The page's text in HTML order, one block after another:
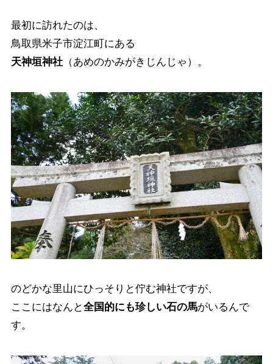
最初に訪れたのは、
鳥取県米子市淀江町にある
天神垣神社（あめのかみがきじんじゃ）。
のどかな里山にひっそりと佇む神社ですが、
ここにはなんと全国的にも珍しい石の馬がいるんで
す。